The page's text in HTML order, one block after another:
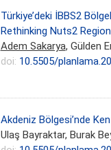
Türkiye’deki İBBS2
Rethinking Nuts2
Adem Sakarya, Gülden
doi: 10.5505/
Akdeniz Bölgesi’nde
Ulaş Bayraktar, Burak